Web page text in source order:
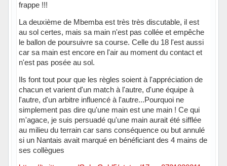
frappe !!!
La deuxième de Mbemba est très très discutable, il est
au sol certes, mais sa main n'est pas collée et empêche
le ballon de poursuivre sa course. Celle du 18 l'est aussi
car sa main est encore en l'air au moment du contact et
n'est pas posée au sol.
Ils font tout pour que les règles soient à l'appréciation de
chacun et varient d'un match à l'autre, d'une équipe à
l'autre, d'un arbitre influencé à l'autre...Pourquoi ne
simplement pas dire qu'une main est une main ! Ce qui
m'agace, je suis persuadé qu'une main aurait été sifflée
au milieu du terrain car sans conséquence ou but annulé
si un Nantais avait marqué en bénéficiant des 4 mains de
ses collègues